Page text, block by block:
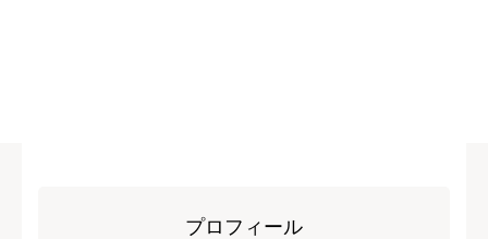
プロフィール